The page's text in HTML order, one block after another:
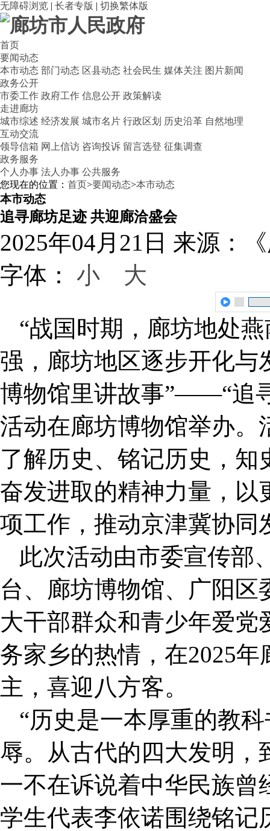
无障碍浏览 | 长者专版 | 切换繁体版
首页
要闻动态
本市动态 部门动态 区县动态 社会民生 媒体关注 图片新闻
政务公开
市委工作 政府工作 信息公开 政策解读
走进廊坊
城市综述 经济发展 城市名片 行政区划 历史沿革 自然地理
互动交流
领导信箱 网上信访 咨询投诉 留言选登 征集调查
政务服务
个人办事 法人办事 公共服务
您现在的位置： 首页>要闻动态>本市动态
本市动态
追寻廊坊足迹 共迎廊洽盛会
2025年04月21日 来源：
字体： 小 大
“战国时期，廊坊地处
强，廊坊地区逐步开化
博物馆里讲故事”——“追
活动在廊坊博物馆举办。
了解历史、铭记历史，
奋发进取的精神力量，以
项工作，推动京津冀协同
此次活动由市委宣传部
台、廊坊博物馆、广阳
大干部群众和青少年爱
务家乡的热情，在2025
主，喜迎八方客。
“历史是一本厚重的教
辱。从古代的四大发明，
一不在诉说着中华民族
学生代表李依诺围绕铭记